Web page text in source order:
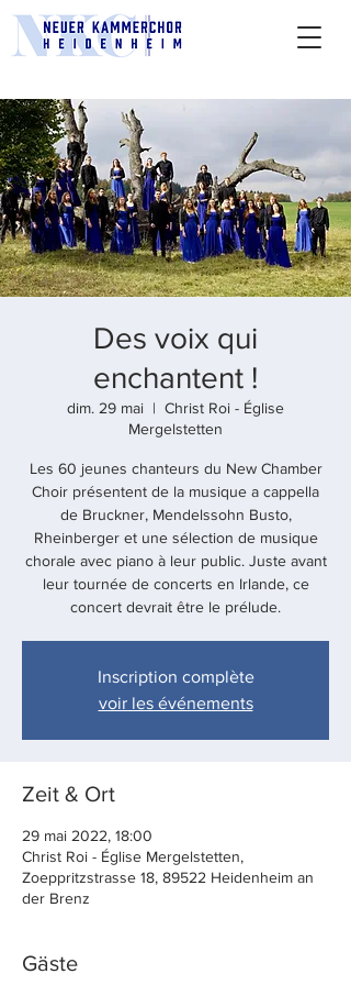
Des voix qui
enchantent !
dim. 29 mai
  |
Christ Roi - Église
Mergelstetten
Les 60 jeunes chanteurs du New Chamber
Choir présentent de la musique a cappella
de Bruckner, Mendelssohn Busto,
Rheinberger et une sélection de musique
chorale avec piano à leur public. Juste avant
leur tournée de concerts en Irlande, ce
concert devrait être le prélude.
Inscription complète
voir les événements
Zeit & Ort
29 mai 2022, 18:00
Christ Roi - Église Mergelstetten,
Zoeppritzstrasse 18, 89522 Heidenheim an
der Brenz
Gäste